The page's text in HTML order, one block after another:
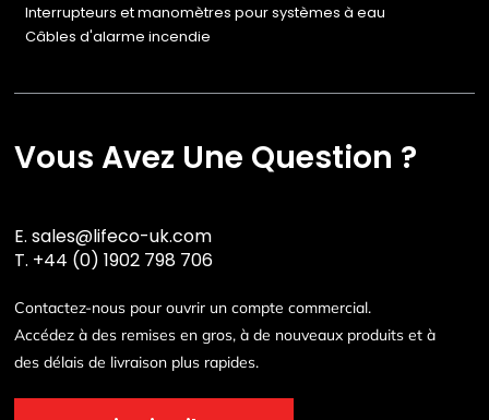
Interrupteurs et manomètres pour systèmes à eau
Câbles d'alarme incendie
Vous Avez Une Question ?
E.sales@lifeco-uk.com
T. +44 (0) 1902 798 706
Contactez-nous pour ouvrir un compte commercial.
Accédez à des remises en gros, à de nouveaux produits et à
des délais de livraison plus rapides.